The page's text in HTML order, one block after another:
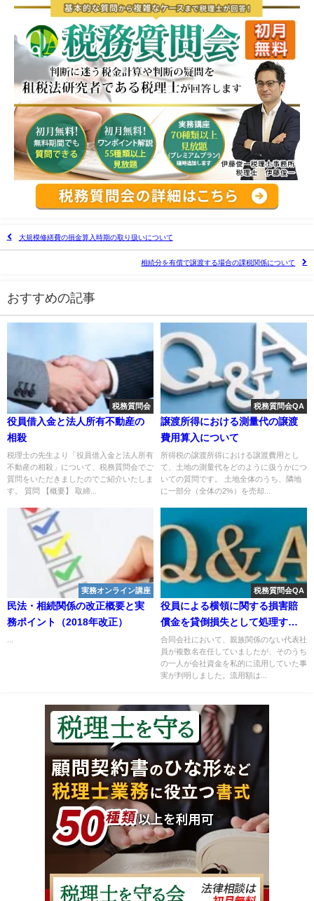
大規模修繕費の損金算入時期の取り扱いについて
相続分を有償で譲渡する場合の課税関係について
おすすめの記事
税務質問会
役員借入金と法人所有不動産の
相殺
税理士の先生より「役員借入金と法人所有
不動産の相殺」について、税務質問会でご
質問をいただきましたのでご紹介いたしま
す。 質問 【概要】 取締...
税務質問会QA
譲渡所得における測量代の譲渡
費用算入について
所得税の譲渡所得における譲渡費用とし
て、土地の測量代をどのように扱うかにつ
いての質問です。 土地全体のうち、隣地
に一部分（全体の2%）を売却...
実務オンライン講座
民法・相続関係の改正概要と実
務ポイント（2018年改正）
税務質問会QA
役員による横領に関する損害賠
償金を貸倒損失として処理する
際の留意点
合同会社において、親族関係のない代表社
員が複数名在任していましたが、そのうち
の一人が会社資金を私的に流用していた事
実が判明しました。流用額は...